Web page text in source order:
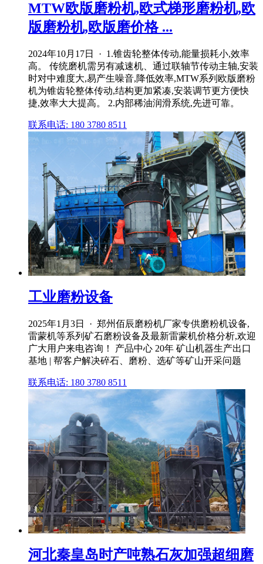
MTW欧版磨粉机,欧式梯形磨粉机,欧
版磨粉机,欧版磨价格 ...
2024年10月17日 · 1.锥齿轮整体传动,能量损耗小,效率
高。 传统磨机需另有减速机、通过联轴节传动主轴,安装
时对中难度大,易产生噪音,降低效率,MTW系列欧版磨粉
机为锥齿轮整体传动,结构更加紧凑,安装调节更方便快
捷,效率大大提高。 2.内部稀油润滑系统,先进可靠。
联系电话: 180 3780 8511
工业磨粉设备
2025年1月3日 · 郑州佰辰磨粉机厂家专供磨粉机设备,
雷蒙机等系列矿石磨粉设备及最新雷蒙机价格分析,欢迎
广大用户来电咨询！ 产品中心 20年 矿山机器生产出口
基地 | 帮客户解决碎石、磨粉、选矿等矿山开采问题
联系电话: 180 3780 8511
河北秦皇岛时产吨熟石灰加强超细磨